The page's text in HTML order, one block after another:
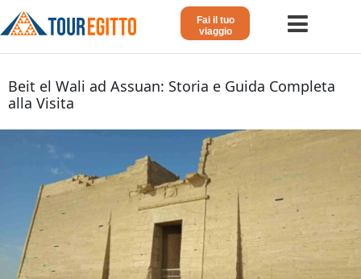
Fai il tuo
viaggio
Viaggio in Egitto
Vacanze Lusso in Egitto
Dahabeya Lusso
Agosto in Egitto
Tour Giordania
Beit el Wali ad Assuan: Storia e Guida Completa
alla Visita